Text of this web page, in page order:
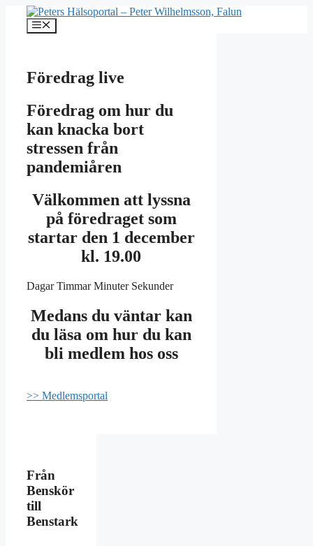
Hoppa
innehåll
Meny
Föredrag live
Föredrag om hur du
kan knacka bort
stressen från
pandemiåren
Välkommen att lyssna
på föredraget som
startar den 1 december
kl. 19.00
Dagar Timmar Minuter Sekunder
Medans du väntar kan
du läsa om hur du kan
bli medlem hos oss
>> Medlemsportal
Från
Benskör
till
Benstark